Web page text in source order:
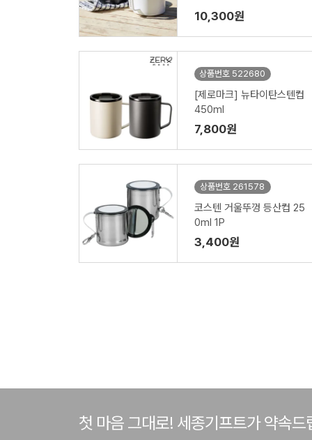
10,300원
상품번호 522680
[제로마크] 뉴타이탄스텐컵
450ml
7,800원
상품번호 261578
코스텐 거울뚜껑 등산컵 25
0ml 1P
3,400원
첫 마음 그대로! 세종기프트가 약속드